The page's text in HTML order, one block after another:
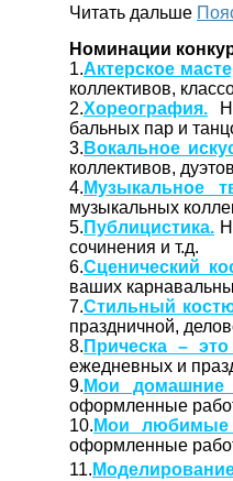
Читать дальше
Номинации
1.Актерское
коллективов,
2.Хореография.
бальных пар и
3. Вокальное
коллективов,
4. Музыкальное
музыкальных
5. Публицистика.
сочинения и т.д.
6.Сценический
ваших
7.Стильный
праздничной,
8. Прическа – это
ежедневных и
9. Мои домашние
оформленные
10. Мои любимые
оформленные
11.